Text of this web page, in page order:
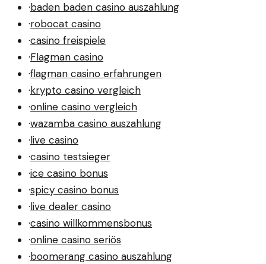
·baden baden casino auszahlung
·robocat casino
·casino freispiele
·Flagman casino
·flagman casino erfahrungen
·krypto casino vergleich
·online casino vergleich
·wazamba casino auszahlung
·live casino
·casino testsieger
·ice casino bonus
·spicy casino bonus
·live dealer casino
·casino willkommensbonus
·online casino seriös
·boomerang casino auszahlung